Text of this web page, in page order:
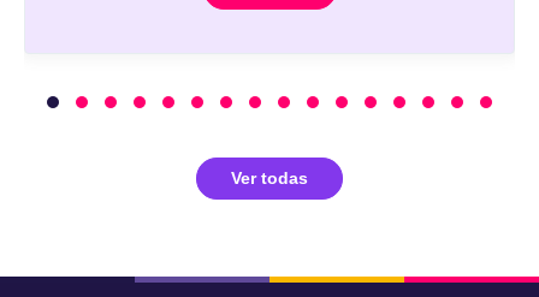
Ver todas